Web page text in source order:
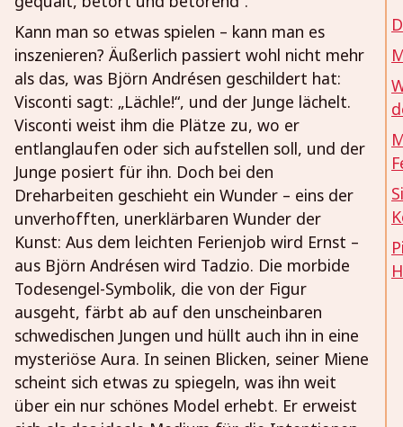
Kann man so etwas spielen – kann man es
inszenieren? Äußerlich passiert wohl nicht mehr
als das, was Björn Andrésen geschildert hat:
Visconti sagt: „Lächle!“, und der Junge lächelt.
Visconti weist ihm die Plätze zu, wo er
entlanglaufen oder sich aufstellen soll, und der
Junge posiert für ihn. Doch bei den
Dreharbeiten geschieht ein Wunder – eins der
unverhofften, unerklärbaren Wunder der
Kunst: Aus dem leichten Ferienjob wird Ernst –
aus Björn Andrésen wird Tadzio. Die morbide
Todesengel-Symbolik, die von der Figur
ausgeht, färbt ab auf den unscheinbaren
schwedischen Jungen und hüllt auch ihn in eine
mysteriöse Aura. In seinen Blicken, seiner Miene
scheint sich etwas zu spiegeln, was ihn weit
über ein nur schönes Model erhebt. Er erweist